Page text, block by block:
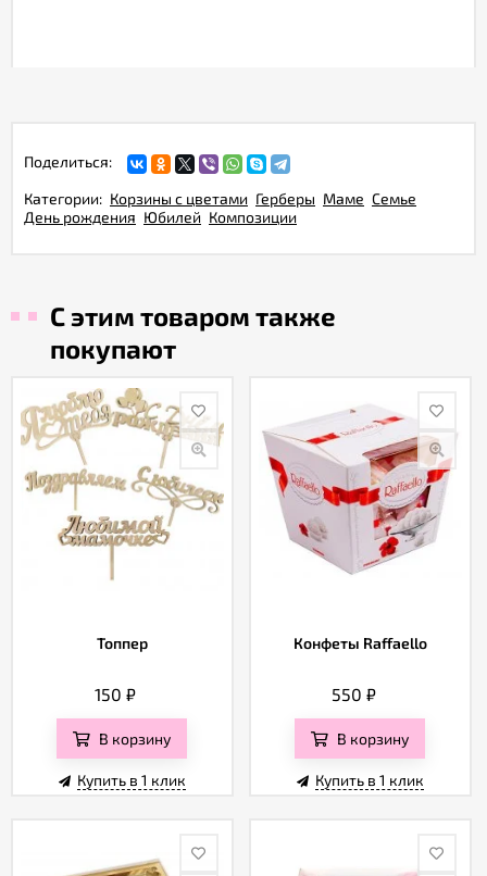
Поделиться:
Категории: Корзины с цветами Герберы Маме Семье
День рождения Юбилей Композиции
С этим товаром также
покупают
Топпер
150₽
В корзину
Купить в 1 клик
Конфеты Raffaello
550 ₽
В корзину
Купить в 1 клик